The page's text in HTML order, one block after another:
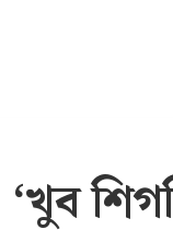
‘খুব